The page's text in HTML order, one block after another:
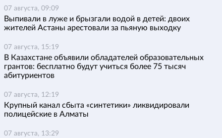
07 августа, 09:09
Выпивали в луже и брызгали водой в детей: двоих
жителей Астаны арестовали за пьяную выходку
07 августа, 15:19
В Казахстане объявили обладателей образовательных
грантов: бесплатно будут учиться более 75 тысяч
абитуриентов
07 августа, 12:19
Крупный канал сбыта «синтетики» ликвидировали
полицейские в Алматы
07 августа, 13:29